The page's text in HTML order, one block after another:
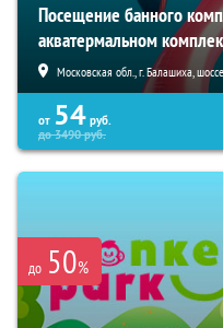
Посещение банного
акватермальном
Московская обл., г. Балашиха,
от 54 руб.
до3490руб.
до 50%